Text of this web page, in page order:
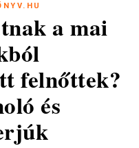
a mai
felnőttek?
és